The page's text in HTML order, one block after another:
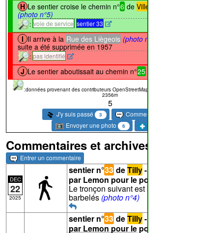
H Le sentier croise le chemin n°6 de Villers-la-Ville
(photo n°5)
: voie de service sentier 33
I Il arrive à la Rue des Liègeois (photo n°6)
suite a été supprimée en 1957
: pas identifié
J Le sentier aboutissait au chemin n°25
:données provenant des contributeurs OpenStreetMap
2356m
5
J'y suis passé 3 Commentaire
Envoyer une photo 6
Commentaires et archives
Entrer un commentaire
DEC
22
2025
sentier n°33 deTilly- Texte proposé
par Lemon pour le point
Le tronçon suivant est barré par des fils
barbelés (photo n°4)
sentier n°33 deTilly- Photo proposée
par Lemon pour le point